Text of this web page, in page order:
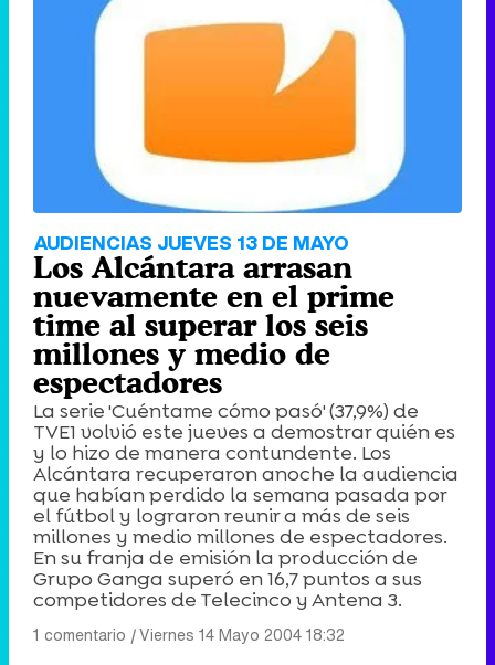
AUDIENCIAS JUEVES 13 DE MAYO
Los Alcántara arrasan
nuevamente en el prime
time al superar los seis
millones y medio de
espectadores
La serie 'Cuéntame cómo pasó' (37,9%) de
TVE1 volvió este jueves a demostrar quién es
y lo hizo de manera contundente. Los
Alcántara recuperaron anoche la audiencia
que habían perdido la semana pasada por
el fútbol y lograron reunir a más de seis
millones y medio millones de espectadores.
En su franja de emisión la producción de
Grupo Ganga superó en 16,7 puntos a sus
competidores de Telecinco y Antena 3.
1 comentario |Viernes 14 Mayo 2004 18:32